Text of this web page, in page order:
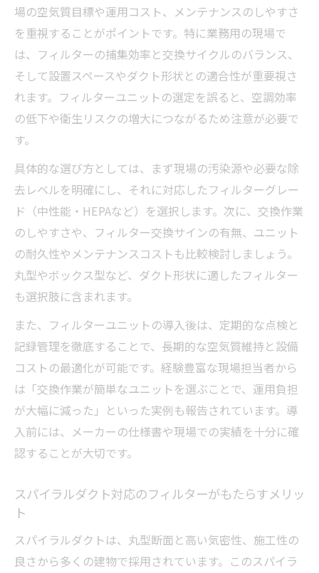
場の空気質目標や運用コスト、メンテナンスのしやすさ
を重視することがポイントです。特に業務用の現場で
は、フィルターの捕集効率と交換サイクルのバランス、
そして設置スペースやダクト形状との適合性が重要視さ
れます。フィルターユニットの選定を誤ると、空調効率
の低下や衛生リスクの増大につながるため注意が必要で
す。
具体的な選び方としては、まず現場の汚染源や必要な除
去レベルを明確にし、それに対応したフィルターグレー
ド（中性能・HEPAなど）を選択します。次に、交換作業
のしやすさや、フィルター交換サインの有無、ユニット
の耐久性やメンテナンスコストも比較検討しましょう。
丸型やボックス型など、ダクト形状に適したフィルター
も選択肢に含まれます。
また、フィルターユニットの導入後は、定期的な点検と
記録管理を徹底することで、長期的な空気質維持と設備
コストの最適化が可能です。経験豊富な現場担当者から
は「交換作業が簡単なユニットを選ぶことで、運用負担
が大幅に減った」といった実例も報告されています。導
入前には、メーカーの仕様書や現場での実績を十分に確
認することが大切です。
スパイラルダクト対応のフィルターがもたらすメリッ
ト
スパイラルダクトは、丸型断面と高い気密性、施工性の
良さから多くの建物で採用されています。このスパイラ